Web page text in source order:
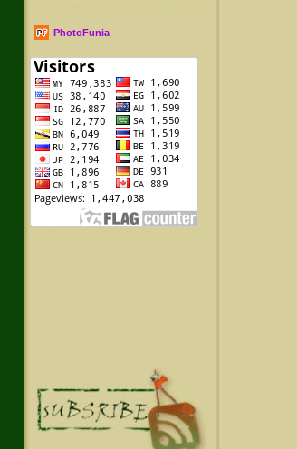
PhotoFunia